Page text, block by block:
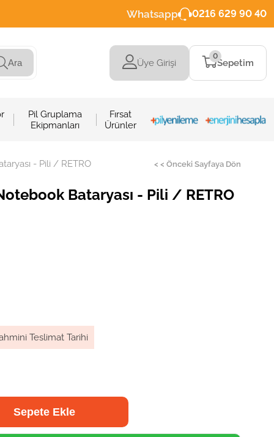
Whatsapp 0216 629 90 40
Ara Üye Girişi Sepetim
0
Pil Gruplama
Ekipmanları
Fırsat
Ürünler
- Pili / RETRO < < Önceki Sayfaya Dön
Bataryası - Pili / RETRO
Teslimat Tarihi